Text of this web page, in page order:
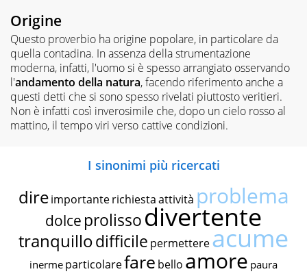
Origine
Questo proverbio ha origine popolare, in particolare da
quella contadina. In assenza della strumentazione
moderna, infatti, l'uomo si è spesso arrangiato osservando
l'andamento della natura, facendo riferimento anche a
questi detti che si sono spesso rivelati piuttosto veritieri.
Non è infatti così inverosimile che, dopo un cielo rosso al
mattino, il tempo viri verso cattive condizioni.
I sinonimi più ricercati
dire importante richiestaattività problema
dolce prolissodivertente
tranquillodifficile permettereacume
inerme particolarefare bello amore paura